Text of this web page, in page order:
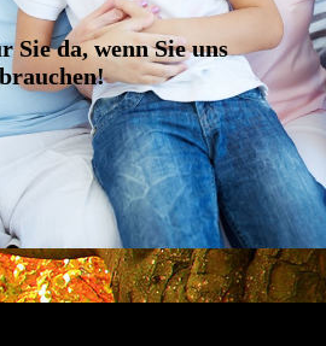
Sie da, wenn Sie uns
brauchen!